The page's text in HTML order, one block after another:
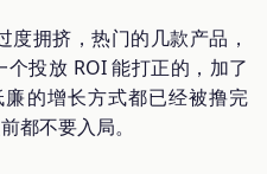
拥挤，热门的几款产品，
投放 ROI 能打正的，加了
的增长方式都已经被撸完
都不要入局。